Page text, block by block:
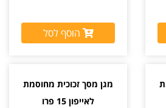
הוסף לסל
מגן מסך זכוכית מחוסמת
לאייפון 15 פרו